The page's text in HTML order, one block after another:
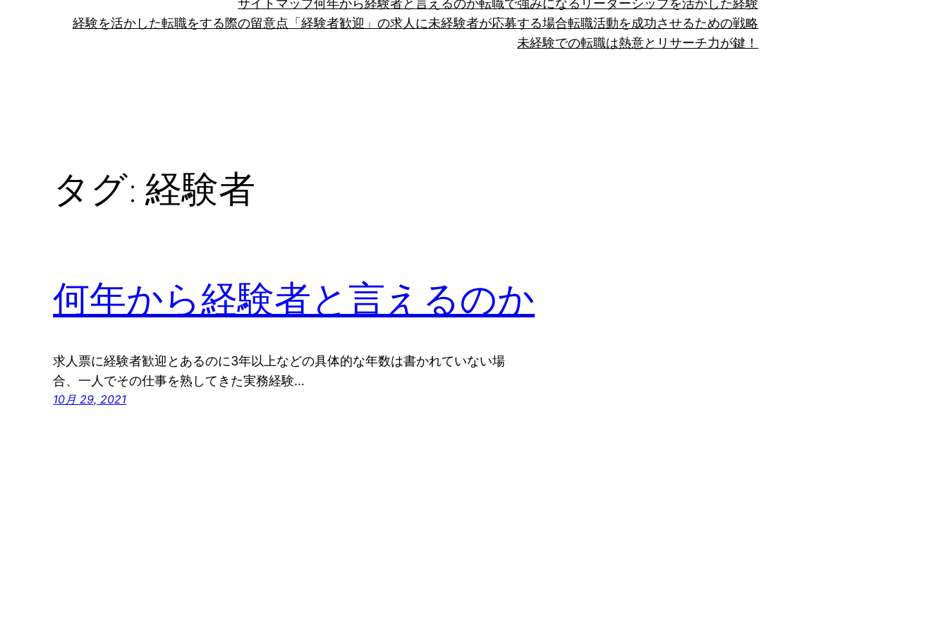
サイトマップ何年から経験者と言えるのか転職で強みになるリーダーシップを活かした経験
経験を活かした転職をする際の留意点 「経験者歓迎」の求人に未経験者が応募する場合転職活動を成功させるための戦略
未経験での転職は熱意とリサーチ力が鍵！
タグ:経験者
何年から経験者と言えるのか
求人票に経験者歓迎とあるのに3年以上などの具体的な年数は書かれていない場
合、一人でその仕事を熟してきた実務経験…
10月 29, 2021